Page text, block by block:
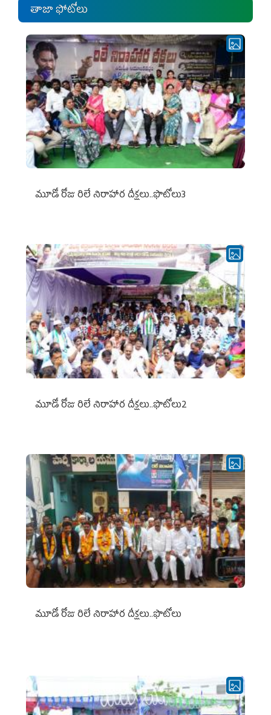
తాజా ఫోటోలు
మూడో రోజు రిలే నిరాహార దీక్షలు..ఫొటోలు3
మూడో రోజు రిలే నిరాహార దీక్షలు..ఫొటోలు2
మూడో రోజు రిలే నిరాహార దీక్షలు..ఫొటోలు